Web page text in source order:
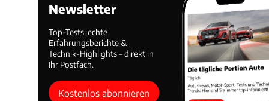
Newsletter
Top-Tests, echte
Erfahrungsberichte &
Technik-Highlights – direkt in
Ihr Postfach.
Kostenlos abonnieren